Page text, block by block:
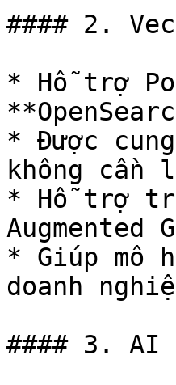
#### 2.
* Hỗ trợ
* Được
không cần
* Hỗ trợ
Augmented
* Giúp mô
doanh
#### 3. AI